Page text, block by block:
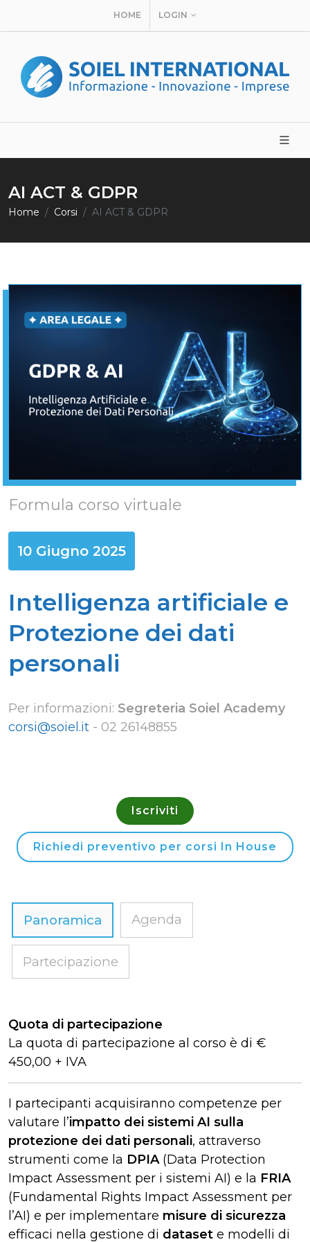
HOME LOGIN
AI ACT & GDPR
Home Corsi AI ACT & GDPR
Formula corso virtuale
10 Giugno 2025
Intelligenza artificiale e
Protezione dei dati
personali
Per informazioni: Segreteria Soiel Academy
corsi@soiel.it - 02 26148855
Iscriviti
Richiedi preventivo per corsi In House
Panoramica Agenda
Partecipazione
Quota di partecipazione
La quota di partecipazione al corso è di €
450,00 + IVA
I partecipanti acquisiranno competenze per
valutare l’impatto dei sistemi AI sulla
protezione dei dati personali, attraverso
strumenti come la DPIA(Data Protection
Impact Assessment per i sistemi AI) e la FRIA
(Fundamental Rights Impact Assessment per
l’AI) e per implementare misure di sicurezza
efficaci nella gestione di dataset e modelli di